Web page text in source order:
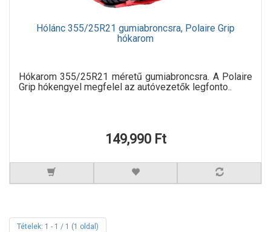
Hólánc 355/25R21 gumiabroncsra, Polaire Grip
hókarom
Hókarom 355/25R21 méretű gumiabroncsra. A Polaire
Grip hókengyel megfelel az autóvezetők legfonto..
149,990 Ft
Tételek: 1 - 1 / 1 (1 oldal)